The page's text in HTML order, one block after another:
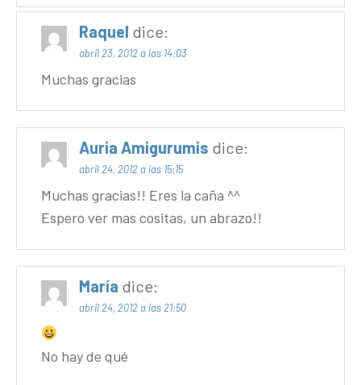
Raquel dice:
abril 23, 2012 a las 14:03
Muchas gracias
Auria Amigurumis dice:
abril 24, 2012 a las 15:15
Muchas gracias!! Eres la caña ^^
Espero ver mas cositas, un abrazo!!
María dice:
abril 24, 2012 a las 21:50
No hay de qué